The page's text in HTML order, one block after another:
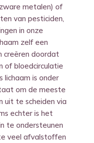
metalen) of
van pesticiden,
in onze
zelf een
creëren doordat
of bloedcirculatie
lichaam is onder
om de meeste
uit te scheiden via
echter is het
te ondersteunen
veel afvalstoffen